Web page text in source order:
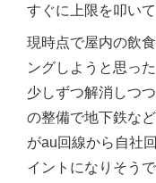
すぐに上限を叩い
現時点で屋内の飲
ングしようと思っ
少しずつ解消しつ
の整備で地下鉄な
がau回線から自社
イントになりそうで